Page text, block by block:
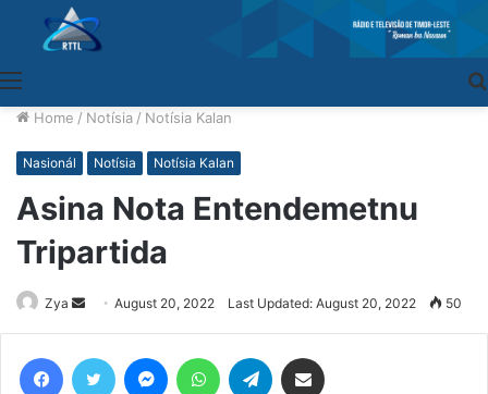
Home / Notísia / Notísia Kalan
Nasionál Notísia Notísia Kalan
Asina Nota Entendemetnu
Tripartida
Zya
Send
an
email
August 20, 2022 Last Updated: August 20, 2022 50